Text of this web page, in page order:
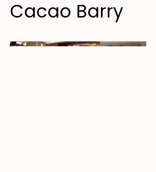
Cacao Barry